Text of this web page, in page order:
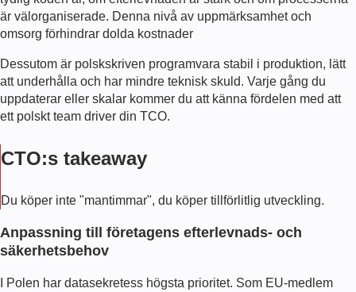
är välorganiserade. Denna nivå av uppmärksamhet och
omsorg förhindrar dolda kostnader
Dessutom är polskskriven programvara stabil i produktion, lätt
att underhålla och har mindre teknisk skuld. Varje gång du
uppdaterar eller skalar kommer du att känna fördelen med att
ett polskt team driver din TCO.
CTO:s takeaway
Du köper inte "mantimmar", du köper tillförlitlig utveckling.
Anpassning till företagens efterlevnads- och
säkerhetsbehov
I Polen har datasekretess högsta prioritet. Som EU-medlem